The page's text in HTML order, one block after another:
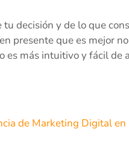
decisión y de lo que
presente que es mejor
más intuitivo y fácil de
de Marketing Digital en